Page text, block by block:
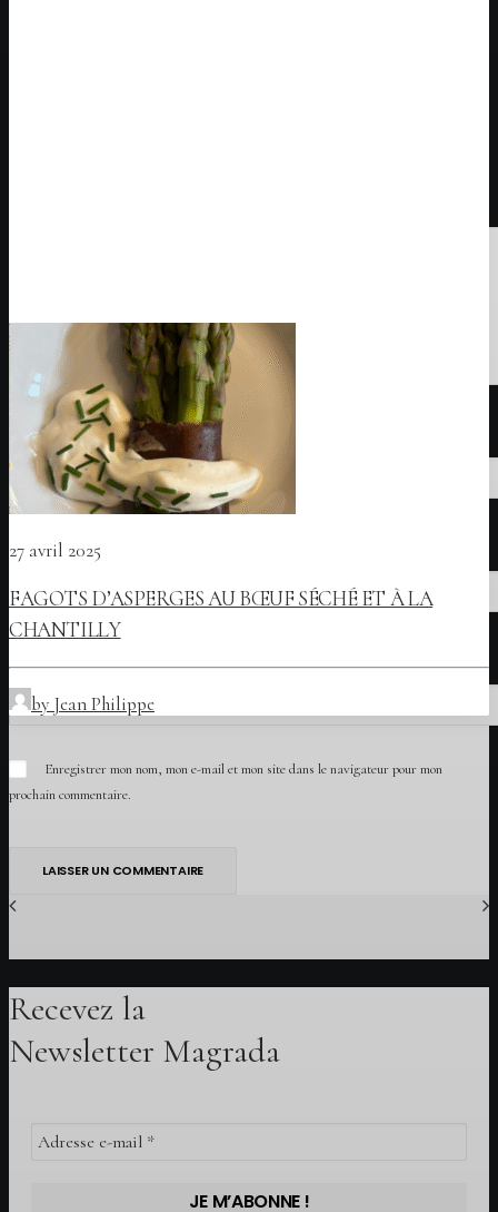
27 avril 2025
FAGOTS D’ASPERGES AU BŒUF SÉCHÉ ET À LA
CHANTILLY
by Jean Philippe
Nom*
E-mail *
Enregistrer mon nom, mon e-mail et mon site dans le navigateur pour mon
prochain commentaire.
Recevez la
Newsletter Magrada